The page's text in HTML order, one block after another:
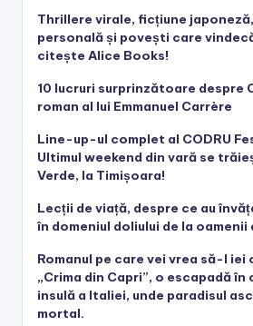
Thrillere virale, ficțiune
personală și povești care
citește Alice Books!
10 lucruri surprinzătoare despre
roman al lui Emmanuel Carrère
Line-up-ul complet al CODRU
Ultimul weekend din vară se
Verde, la Timișoara!
Lecții de viață, despre ce au
în domeniul doliului de la
Romanul pe care vei vrea să-l iei
„Crima din Capri”, o escapadă în
insulă a Italiei, unde paradisul
mortal.